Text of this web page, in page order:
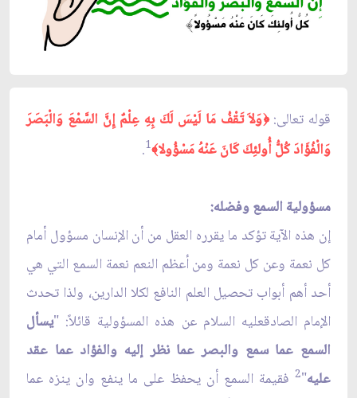
قوله تعالى: ﴿وَلاَ تَقْفُ مَا لَيْسَ لَكَ بِهِ عِلْمٌ إِنَّ السَّمْعَ وَالْبَصَرَ
وَالْفُؤَادَ كُلُّ أُولئِكَ كَانَ عَنْهُ مَسْؤُولا﴾1
.
مسؤولية السمع وفضله:
إن هذه الآية تؤكد ما يقرره العقل من أن الإنسان مسؤول أمام
كل نعمة وعن كل نعمة ومن أعظم النعم نعمة السمع التي هي
أحد أهم أبواب تحصيل العلم النافع لكلا الدارين، ولذا تحدث
الإمام الصادق‏عليه السلام عن هذه المسؤولية قائلاً: "يسأل
السمع عما سمع والبصر عما نظر إليه والفؤاد عما عقد
عليه"
2فقيمة السمع أن يحفظ على ما ينفع وان ينزه عما